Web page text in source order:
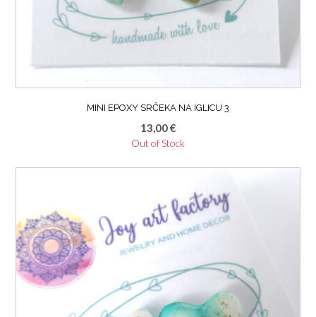
MINI EPOXY SRČEKA NA IGLICU 3
13,00€
Out of Stock